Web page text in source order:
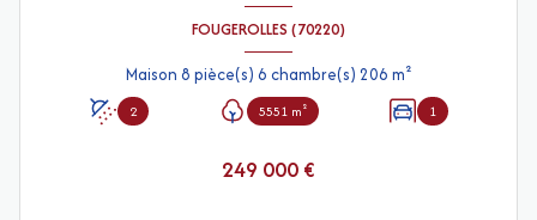
FOUGEROLLES (70220)
Maison 8 pièce(s) 6 chambre(s) 206 m²
2 5551 m² 1
249 000 €